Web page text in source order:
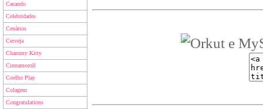
Casando
Celebridades
Cenários
Cerveja
Chammy Kitty
Cinnamoroll
Coelho Play
Colagem
Congratulations